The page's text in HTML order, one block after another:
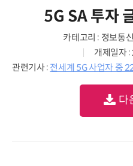
5G SA 투자
카테고리 : 정보통신
개제일자
관련기사 : 전세계 5G 사업자 중
다